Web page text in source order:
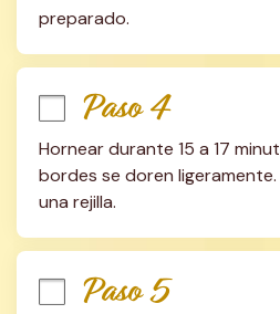
preparado.
Paso 4
Hornear durante 15 a 17
bordes se doren
una rejilla.
Paso 5